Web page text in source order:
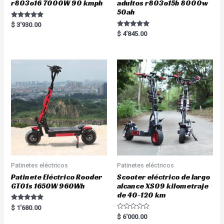
r803o16 7000W 90 kmph
Rated
5.00
$ 3'930.00
adultos r803o15b 8000w
50ah
Rated
5.00
$ 4'845.00
Patinetes eléctricos
Patinete Eléctrico Rooder
GT01s 1650W 960Wh
Rated
5.00
$ 1'680.00
Patinetes eléctricos
Scooter eléctrico de largo
alcance XS09 kilometraje
de 40-120 km
R
a
$ 6'000.00